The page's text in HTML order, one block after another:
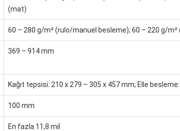
(mat)
60 – 280 g/m² (rulo/manuel besleme); 60 – 220 g/
369 – 914 mm
Kağıt tepsisi: 210 x 279 – 305 x 457 mm; Elle
100 mm
En fazla 11,8 mil